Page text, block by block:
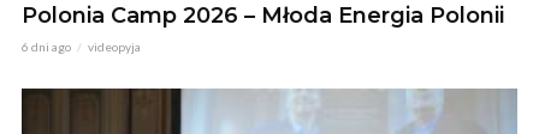
Polonia Camp 2026 – Młoda Energia Polonii
6 dni ago videopyja